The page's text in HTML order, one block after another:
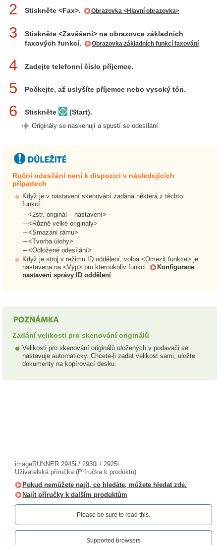
2 Stiskněte <Fax>. Obrazovka <Hlavní obrazovka>
3
Stiskněte <Zavěšení> na obrazovce základních
faxových funkcí.
Obrazovka základních funkcí faxování
4 Zadejte telefonní číslo příjemce.
5 Počkejte, až uslyšíte příjemce nebo vysoký tón.
6 Stiskněte (Start).
Originály se naskenují a spustí se odesílání.
Ruční odesílání není k dispozici v následujících
případech
Když je v nastavení skenování zadána některá z těchto
funkcí:
<2str. originál – nastavení>
<Různě velké originály>
<Smazání rámu>
<Tvorba úlohy>
<Odložené odesílání>
Když je stroj v režimu ID oddělení, volba <Omezit funkce> je
nastavena na <Vyp> pro kteroukoliv funkci.
Konfigurace
nastavení správy ID oddělení
Zadání velikosti pro skenování originálů
Velikosti pro skenování originálů uložených v podavači se
nastavuje automaticky. Chcete-li zadat velikost sami, uložte
dokumenty na kopírovací desku.
imageRUNNER 2945i / 2930i / 2925i
Uživatelská příručka (Příručka k produktu)
Pokud nemůžete najít, co hledáte, můžete hledat zde.
Najít příručky k dalším produktům
Please be sure to read this.‎
Supported browsers